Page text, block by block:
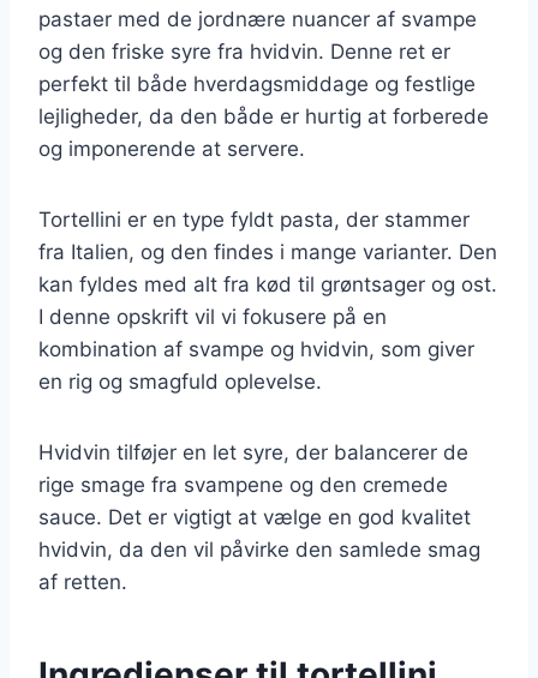
pastaer med de jordnære nuancer af svampe
og den friske syre fra hvidvin. Denne ret er
perfekt til både hverdagsmiddage og festlige
lejligheder, da den både er hurtig at forberede
og imponerende at servere.
Tortellini er en type fyldt pasta, der stammer
fra Italien, og den findes i mange varianter. Den
kan fyldes med alt fra kød til grøntsager og ost.
I denne opskrift vil vi fokusere på en
kombination af svampe og hvidvin, som giver
en rig og smagfuld oplevelse.
Hvidvin tilføjer en let syre, der balancerer de
rige smage fra svampene og den cremede
sauce. Det er vigtigt at vælge en god kvalitet
hvidvin, da den vil påvirke den samlede smag
af retten.